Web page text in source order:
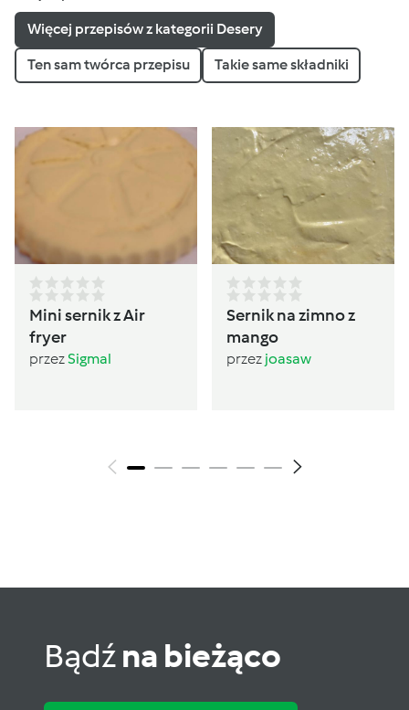
Więcej przepisów z kategorii Desery
Ten sam twórca przepisu Takie same składniki
Mini sernik z Air
fryer
przezSigmal
Sernik na zimno z
mango
przez joasaw
Bądźna bieżąco